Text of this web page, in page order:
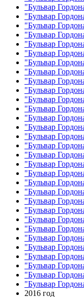
"Бульвар
"Бульвар
"Бульвар
"Бульвар
"Бульвар
"Бульвар
"Бульвар
"Бульвар
"Бульвар
"Бульвар
"Бульвар
"Бульвар
"Бульвар
"Бульвар
"Бульвар
"Бульвар
"Бульвар
"Бульвар
"Бульвар
"Бульвар
"Бульвар
"Бульвар
"Бульвар
"Бульвар
"Бульвар
"Бульвар
"Бульвар
"Бульвар
"Бульвар
"Бульвар
"Бульвар
2016 год